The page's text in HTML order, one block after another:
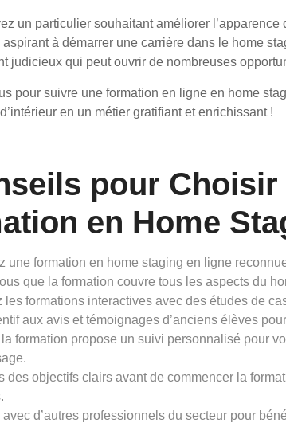
un particulier souhaitant améliorer l’apparence
à démarrer une carrière dans le home
judicieux qui peut ouvrir de nombreuses
pour suivre une formation en ligne en home
en un métier gratifiant et enrichissant !
pour
en Home
une formation en home staging en ligne
que la formation couvre tous les aspects du
les formations interactives avec des études de
aux avis et témoignages d’anciens élèves
formation propose un suivi personnalisé pour
des objectifs clairs avant de commencer la
avec d’autres professionnels du secteur pour